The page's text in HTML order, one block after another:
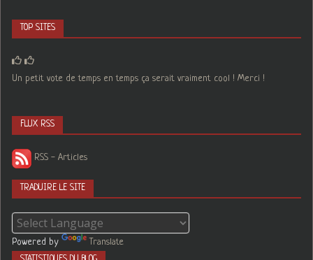
TOP SITES
Un petit vote de temps en temps ça serait vraiment cool ! Merci !
FLUX RSS
RSS - Articles
TRADUIRE LE SITE
Powered by Translate